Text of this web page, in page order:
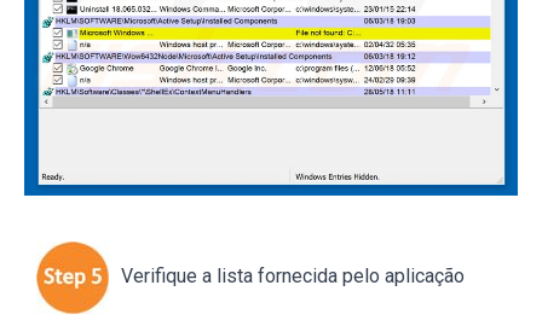
Verifique a lista fornecida pelo aplicação